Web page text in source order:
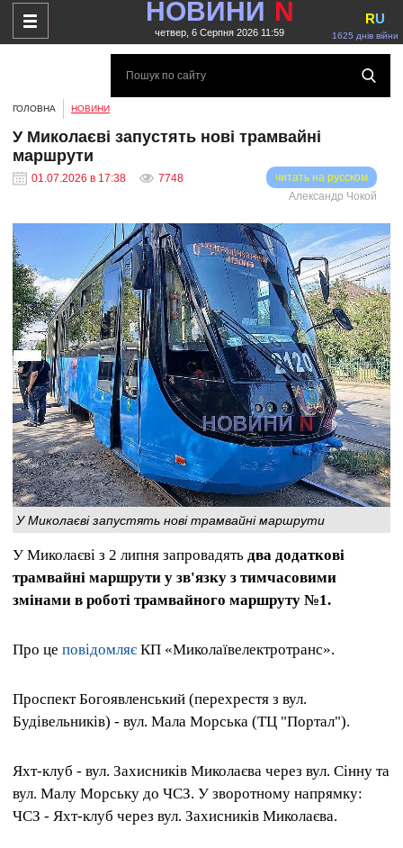
НОВИНИ N
четвер, 6 Серпня 2026 11:59 1625 днів війни
RU
ГОЛОВНА НОВИНИ
У Миколаєві запустять нові трамвайні
маршрути
01.07.2026 в 17:38 7748
читать на русском
Александр Чокой
У Миколаєві запустять нові трамвайні маршрути
У Миколаєві з 2 липня запровадять два додаткові
трамвайні маршрути у зв'язку з тимчасовими
змінами в роботі трамвайного маршруту №1.
Про це повідомляє КП «Миколаївелектротранс».
Проспект Богоявленський (перехрестя з вул.
Будівельників) - вул. Мала Морська (ТЦ "Портал").
Яхт-клуб - вул. Захисників Миколаєва через вул. Сінну та
вул. Малу Морську до ЧСЗ. У зворотному напрямку:
ЧСЗ - Яхт-клуб через вул. Захисників Миколаєва.